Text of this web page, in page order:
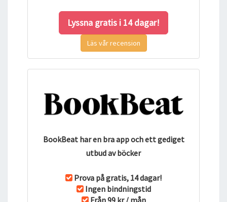
Lyssna gratis i 14 dagar!
Läs vår recension
BookBeat har en bra app och ett gediget
utbud av böcker
Prova på gratis, 14 dagar!
Ingen bindningstid
Från 99 kr / mån